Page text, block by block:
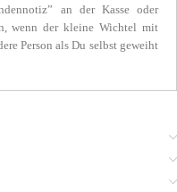
an der Kasse oder
wenn der kleine Wichtel mit
Person als Du selbst geweiht